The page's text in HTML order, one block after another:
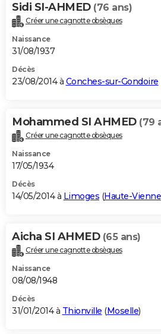
Sidi SI-AHMED (76 ans)
Créer une cagnotte obsèques
Naissance
31/08/1937
Décès
23/08/2014 à Conches-sur-Gondoire
Mohammed SI AHMED (79
Créer une cagnotte obsèques
Naissance
17/05/1934
Décès
14/05/2014 à Limoges (Haute-Vienne
Aicha SI AHMED (65 ans)
Créer une cagnotte obsèques
Naissance
08/08/1948
Décès
31/01/2014 à Thionville (Moselle)